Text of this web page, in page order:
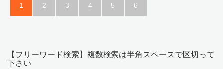
1 2 3 4 5 6
【フリーワード検索】複数検索は半角スペースで区切って
下さい